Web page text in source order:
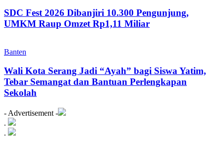
SDC Fest 2026 Dibanjiri 10.300 Pengunjung,
UMKM Raup Omzet Rp1,11 Miliar
Banten
Wali Kota Serang Jadi “Ayah” bagi Siswa Yatim,
Tebar Semangat dan Bantuan Perlengkapan
Sekolah
- Advertisement -
.
.